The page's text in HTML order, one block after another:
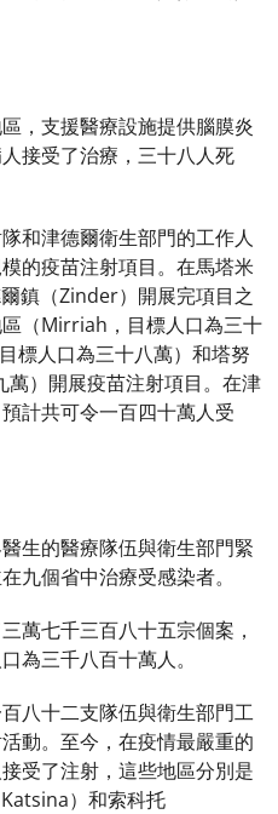
，支援醫療設施提供腦膜炎
接受了治療，三十八人死
和津德爾衛生部門的工作人
的疫苗注射項目。在馬塔米
鎮（Zinder）開展完項目之
（Mirriah，目標人口為三十
標人口為三十八萬）和塔努
）開展疫苗注射項目。在津
計共可令一百四十萬人受
生的醫療隊伍與衛生部門緊
九個省中治療受感染者。
萬七千三百八十五宗個案，
為三千八百十萬人。
八十二支隊伍與衛生部門工
動。至今，在疫情最嚴重的
受了注射，這些地區分別是
）和索科托